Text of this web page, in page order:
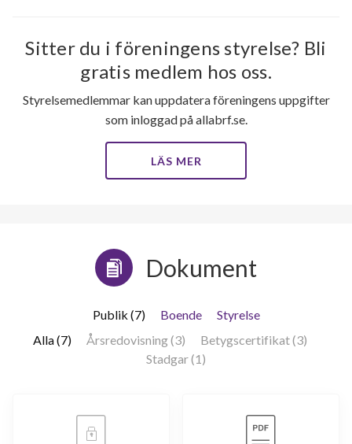
Sitter du i föreningens styrelse? Bli
gratis medlem hos oss.
Styrelsemedlemmar kan uppdatera föreningens uppgifter
som inloggad på allabrf.se.
LÄS MER
Dokument
Publik (7) Boende
Styrelse
Alla (7)
Årsredovisning (3)
Betygscertifikat (3)
Stadgar (1)